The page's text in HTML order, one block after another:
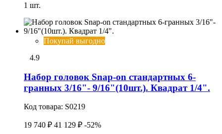
1 шт.
Покупай выгодно
4.9
Набор головок Snap-on стандартных 6-
гранных 3/16"- 9/16"(10шт.). Квадрат 1/4".
Код товара: S0219
19 740 ₽ 41 129 ₽ -52%